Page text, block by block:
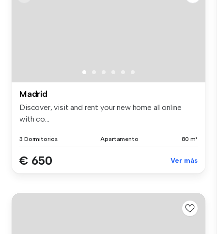
Madrid
Discover, visit and rent your new home all online
with co...
3 Dormitorios Apartamento 80 m²
€ 650 Ver más